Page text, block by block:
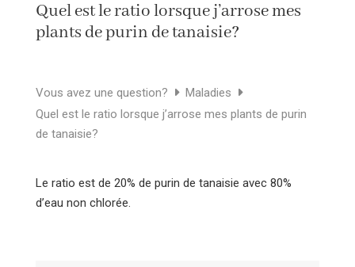
Quel est le ratio lorsque j’arrose mes
plants de purin de tanaisie?
Vous avez une question?
Maladies
Quel est le ratio lorsque j’arrose mes plants de purin
de tanaisie?
Le ratio est de 20% de purin de tanaisie avec 80%
d’eau non chlorée.